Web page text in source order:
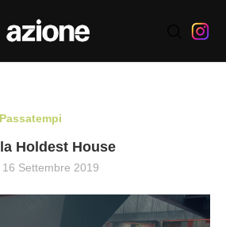
Passatempi
Holdest House
16 Settembre 2019